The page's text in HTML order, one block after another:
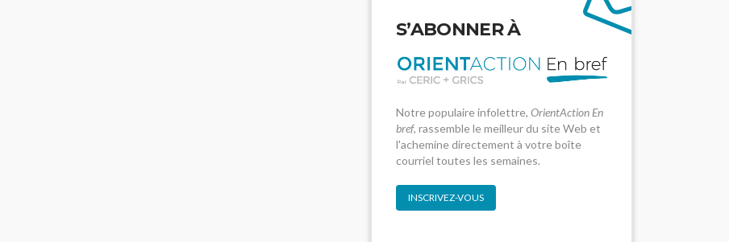
S’ABONNER À
Notre populaire infolettre, OrientAction En
bref, rassemble le meilleur du site Web et
l'achemine directement à votre boîte
courriel toutes les semaines.
INSCRIVEZ-VOUS